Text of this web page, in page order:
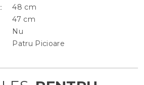
: 48 cm
47 cm
Nu
Patru Picioare